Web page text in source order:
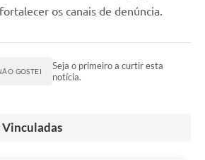
os canais de denúncia.
GOSTEI
Seja o primeiro a curtir esta
notícia.